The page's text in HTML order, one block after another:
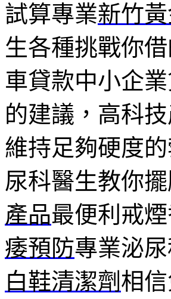
試算專業新竹
生各種挑戰你
車貸款中小企
的建議，高科
維持足夠硬度
尿科醫生教你
產品最便利戒
痿預防專業泌
白鞋清潔劑 相